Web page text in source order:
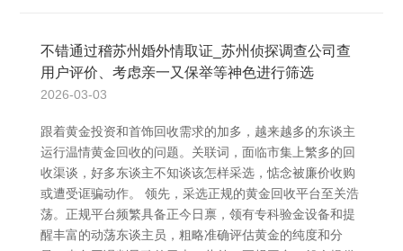
不错通过稽苏州婚外情取证_苏州侦探调查公司查
用户评价、考虑亲一又保举等神色进行筛选
2026-03-03
跟着黄金投资和首饰回收需求的加多，越来越多的东谈主
运行温情黄金回收的问题。关联词，面临市集上繁多的回
收渠谈，好多东谈主不知谈该怎样采选，惦念被廉价收购
或遭受诓骗动作。 领先，采选正规的黄金回收平台至关浩
荡。正规平台频繁具备正今日禀，领有专科验金设备和提
醒丰富的动荡东谈主员，粗略准确评估黄金的纯度和分